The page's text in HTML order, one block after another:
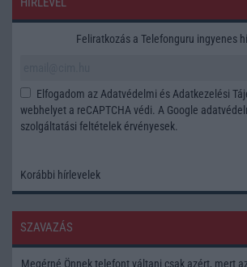
Feliratkozás a Telefonguru ingyenes
Elfogadom az Adatvédelmi és Adatkezelési
webhelyet a reCAPTCHA védi. A Google
szolgáltatási feltételek érvényesek.
Korábbi hírlevelek
SZAVAZÁS
Megérné Önnek telefont váltani csak azért, mert